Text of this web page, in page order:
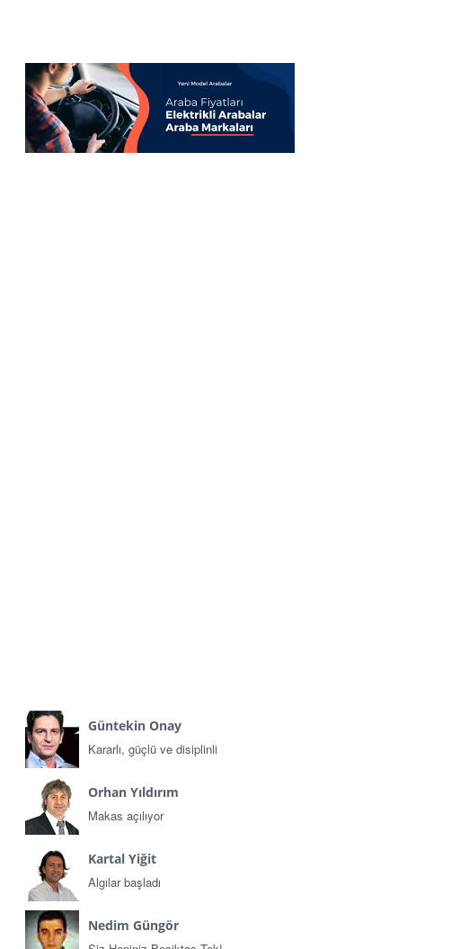
Güntekin Onay
Kararlı, güçlü ve disiplinli
Orhan Yıldırım
Makas açılıyor
Kartal Yiğit
Algılar başladı
Nedim Güngör